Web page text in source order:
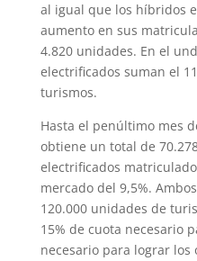
al igual que los híbridos
aumento en sus
4.820 unidades. En el
electrificados suman el
turismos.
Hasta el penúltimo mes
obtiene un total de
electrificados
mercado del 9,5%.
120.000 unidades de
15% de cuota necesario
necesario para lograr